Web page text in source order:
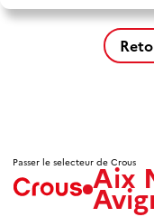
Passer le selecteur de Crous
Aix